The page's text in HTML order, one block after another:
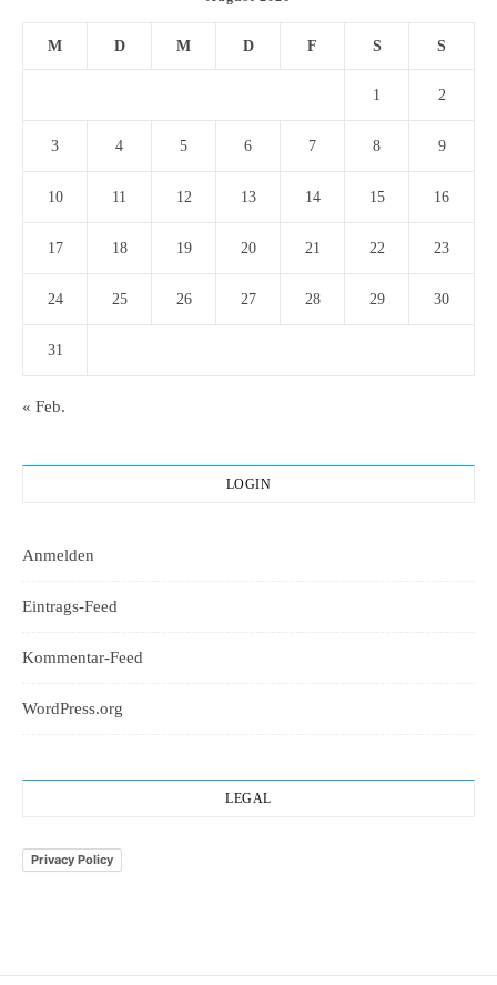
M D M D F S S
1 2
3 4 5 6 7 8 9
10 11 12 13 14 15 16
17 18 19 20 21 22 23
24 25 26 27 28 29 30
31
« Feb.
LOGIN
Anmelden
Eintrags-Feed
Kommentar-Feed
WordPress.org
LEGAL
Privacy Policy